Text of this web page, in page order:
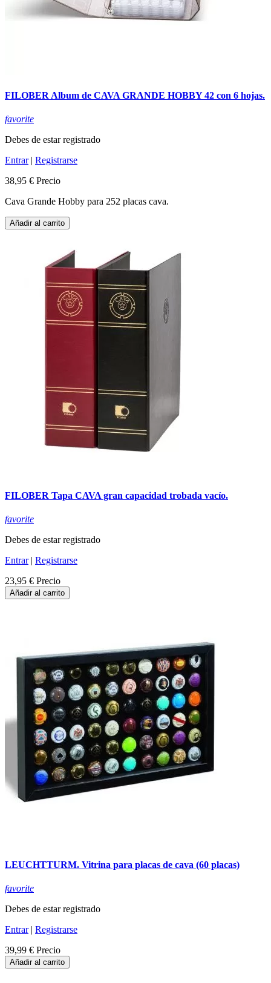
FILOBER Album de CAVA GRANDE HOBBY 42 con 6 hojas.
favorite
Debes de estar registrado
Entrar| Registrarse
38,95 € Precio
Cava Grande Hobby para 252 placas cava.
Añadir al carrito
FILOBER Tapa CAVA gran capacidad trobada vacío.
favorite
Debes de estar registrado
Entrar| Registrarse
23,95 € Precio
Añadir al carrito
LEUCHTTURM. Vitrina para placas de cava (60 placas)
favorite
Debes de estar registrado
Entrar| Registrarse
39,99 € Precio
Añadir al carrito